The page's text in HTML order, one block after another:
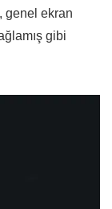
genel ekran
gibi